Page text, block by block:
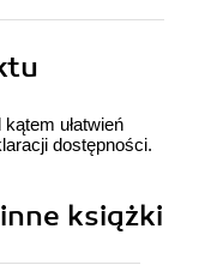
ułatwień
dostępności.
książki